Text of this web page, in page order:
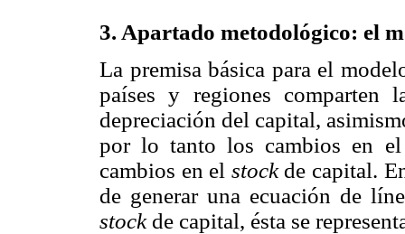
3. Apartado metodológico: el
La premisa básica para el
países y regiones comparten
depreciación del capital,
por lo tanto los cambios en el
cambios en el stockde capital.
de generar una ecuación de
stockde capital, ésta se